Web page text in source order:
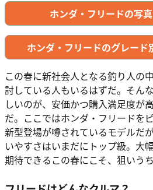
ホンダ・フリードの写
ホンダ・フリードのグレード
この春に新社会人となる釣り人の
討している人もいるはずだ。そん
しいのが、安価かつ購入満足度が
だ。ここではホンダ・フリードを
新型登場が噂されているモデルだ
いやすさはいまだにトップ級。大
期待できるこの春にこそ、狙いう